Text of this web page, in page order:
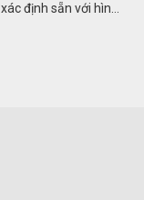
sẵn với hình